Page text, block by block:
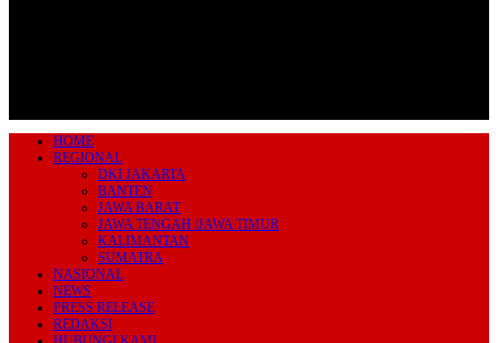
HOME
REGIONAL
DKI JAKARTA
BANTEN
JAWA BARAT
JAWA TENGAH /JAWA TIMUR
KALIMANTAN
SUMATRA
NASIONAL
NEWS
PRESS RELEASE
REDAKSI